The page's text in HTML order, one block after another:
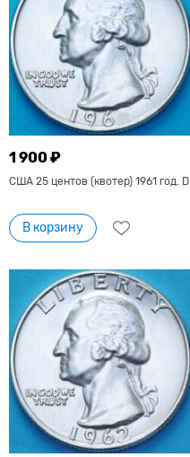
1 900 ₽
США 25 центов (квотер) 1961 год. D
В корзину